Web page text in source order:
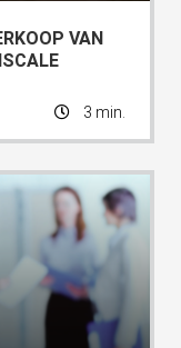
VAN
3 min.